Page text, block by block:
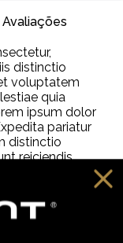
distinctio
voluptatem
quia
ipsum dolor
pariatur
distinctio
reiciendis,
Lorem
elit. Aut
similique
Avaliações